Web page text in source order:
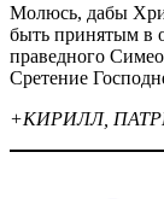
Молюсь, дабы
быть принятым в
праведного
Сретение
+КИРИЛЛ,